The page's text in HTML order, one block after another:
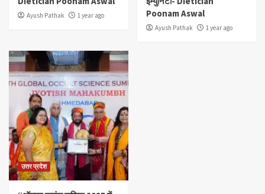
Ayush Pathak 1 year ago
Poonam Aswal
Ayush Pathak 1 year ago
उत्तर प्रदेश